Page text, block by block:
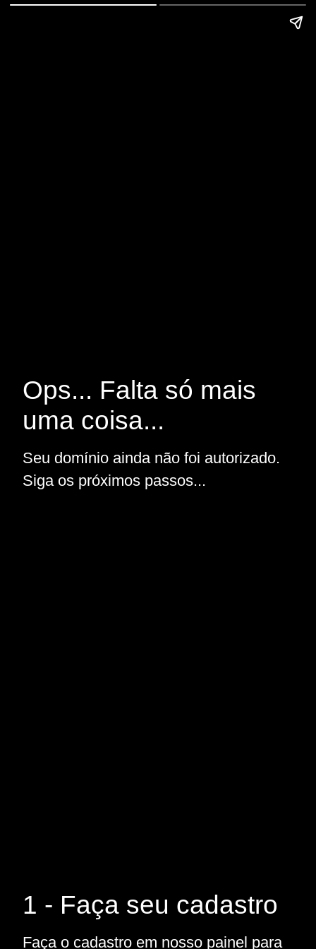
Ops... Falta só mais
uma coisa...
Seu domínio ainda não foi autorizado.
Siga os próximos passos...
1 - Faça seu cadastro
Faça o cadastro em nosso painel para